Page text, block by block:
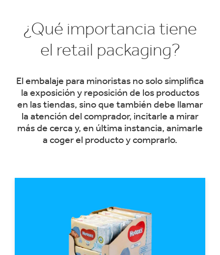
¿Qué importancia tiene
el retail packaging?
El embalaje para minoristas no solo simplifica
la exposición y reposición de los productos
en las tiendas, sino que también debe llamar
la atención del comprador, incitarle a mirar
más de cerca y, en última instancia, animarle
a coger el producto y comprarlo.